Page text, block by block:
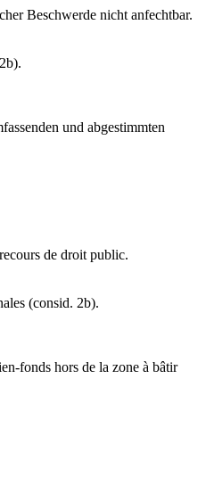
Beschwerde nicht anfechtbar.
und abgestimmten
de droit public.
(consid. 2b).
fonds hors de la zone à bâtir